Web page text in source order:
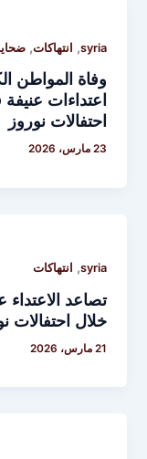
syria
, انتهاكات,
وفاة المواطن
اعتداءات
احتفالات نوروز
23 مارس، 2026
syria
, انتهاكات
تصاعد الاعتداء
خلال
21 مارس، 2026